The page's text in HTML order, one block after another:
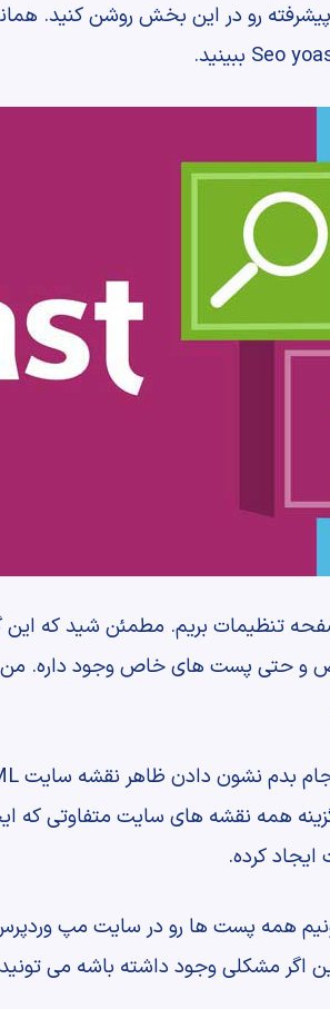
رو در این بخش روشن کنید.
تنظیمات بریم. مطمئن شید که این
و حتی پست های خاص وجود داره. من
گزینه همه نقشه های سایت متفاوتی
کرده.
همه پست ها رو در سایت مپ
اگر مشکلی وجود داشته باشه می